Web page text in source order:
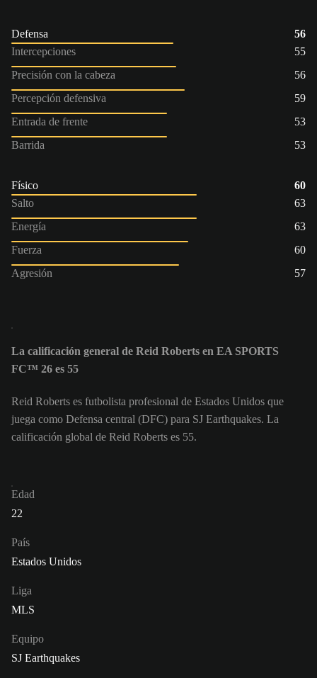
Defensa
56
Intercepciones
55
Precisión con la cabeza
56
Percepción defensiva
59
Entrada de frente
53
Barrida
53
Físico
60
Salto
63
Energía
63
Fuerza
60
Agresión
57
La calificación general de Reid Roberts en EA SPORTS
FC™ 26 es 55
Reid Roberts es futbolista profesional de Estados Unidos que
juega como Defensa central (DFC) para SJ Earthquakes. La
calificación global de Reid Roberts es 55.
Edad
22
País
Estados Unidos
Liga
MLS
Equipo
SJ Earthquakes